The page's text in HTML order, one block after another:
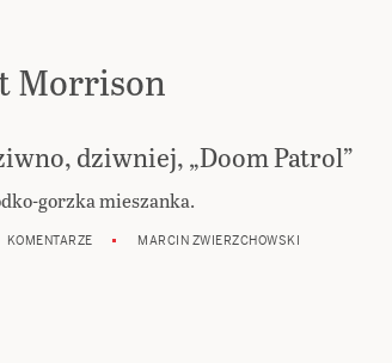
Morrison
dziwniej, „Doom Patrol”
gorzka mieszanka.
KOMENTARZE MARCIN ZWIERZCHOWSKI